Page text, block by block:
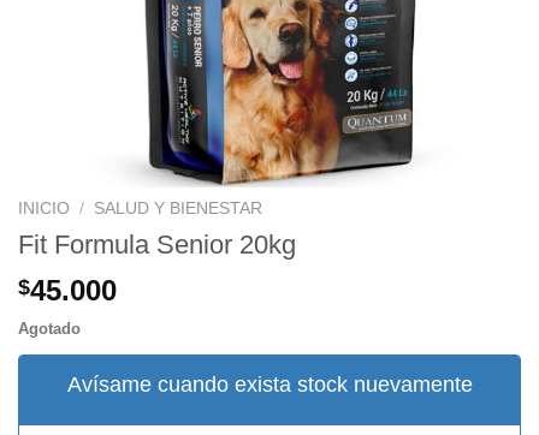
INICIO / SALUD Y BIENESTAR
Fit Formula Senior 20kg
$45.000
Agotado
Avísame cuando exista stock nuevamente